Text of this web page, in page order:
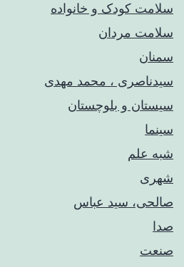
سلامت کودک‌ و خانواده
سلامت مردان
سمنان
سیدناصری ، محمد مهدی
سیستان و بلوچستان
سینما
شبه علم
شهری
صالحی، سید عباس
صدا
صنعت